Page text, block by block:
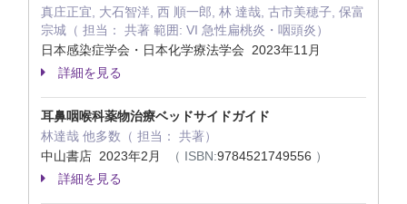
真庄正宜, 大石智洋, 西 順一郎, 林 達哉, 古市美穂子, 保富
宗城（ 担当： 共著 範囲: VI 急性扁桃炎・咽頭炎）
日本感染症学会・日本化学療法学会 2023年11月
詳細を見る
耳鼻咽喉科薬物治療ベッドサイドガイド
林達哉 他多数（ 担当： 共著）
中山書店 2023年2月
（ ISBN:9784521749556 ）
詳細を見る